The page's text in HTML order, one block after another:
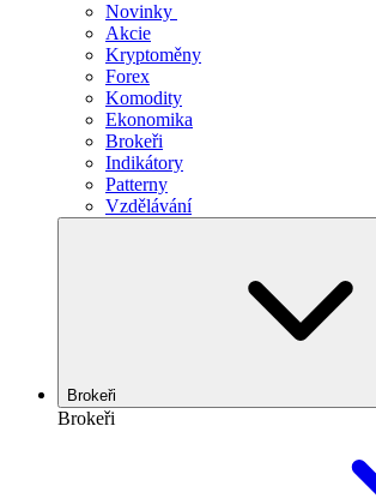
Novinky
Akcie
Kryptoměny
Forex
Komodity
Ekonomika
Brokeři
Indikátory
Patterny
Vzdělávání
Brokeři
Brokeři